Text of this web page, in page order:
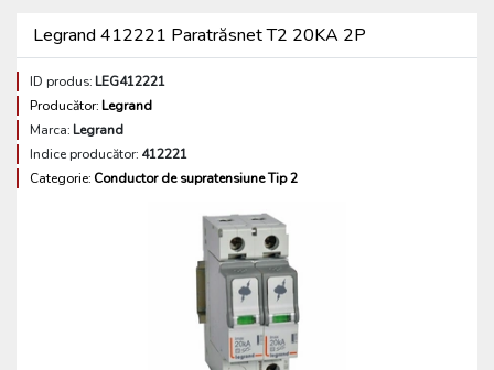
Legrand 412221 Paratrăsnet T2 20KA 2P
ID produs:LEG412221
Producător:Legrand
Marca:Legrand
Indice producător: 412221
Categorie: Conductor de supratensiune Tip 2